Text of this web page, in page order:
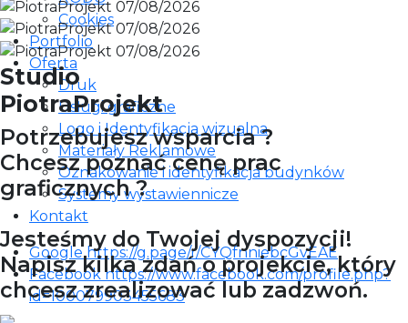
Cookies
Portfolio
Oferta
Druk
Usługi graficzne
Logo i Identyfikacja wizualna
Materiały Reklamowe
Oznakowanie i identyfikacja budynków
Systemy wystawiennicze
Kontakt
Google https://g.page/r/CYQfnniebcGvEAE
Facebook https://www.facebook.com/profile.php?
id=100079903455683
Studio
PiotraProjekt
Potrzebujesz wsparcia ?
Chcesz poznać cenę prac
graficznych ?
Jesteśmy do Twojej dyspozycji!
Napisz kilka zdań o projekcie, który
chcesz zrealizować lub zadzwoń.